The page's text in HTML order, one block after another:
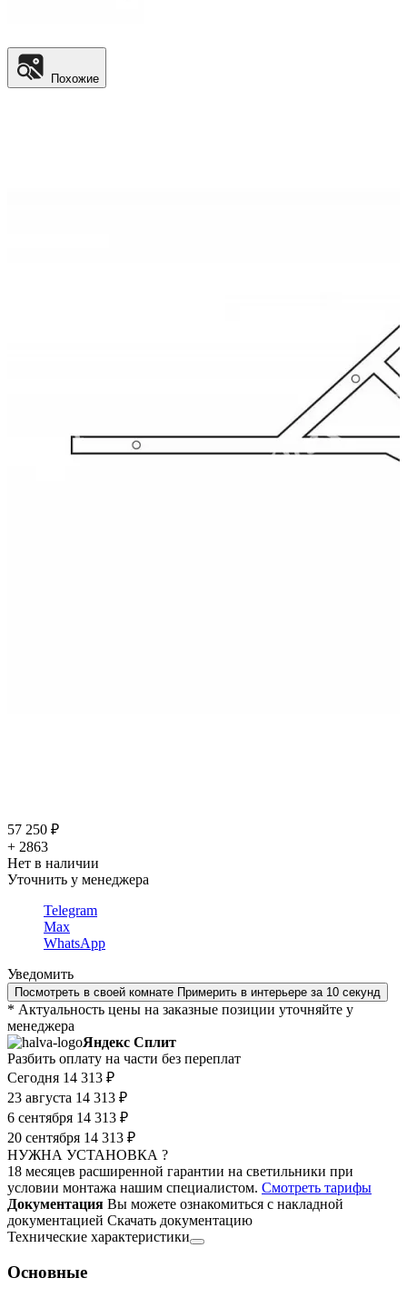
Похожие
57 250 ₽
+ 2863
Нет в наличии
Уточнить у менеджера
Telegram
Max
WhatsApp
Уведомить
Посмотреть в своей комнате Примерить в интерьере за 10 секунд
* Актуальность цены на заказные позиции уточняйте у
менеджера
Яндекс Сплит
Разбить оплату на части без переплат
Сегодня 14 313 ₽
23 августа 14 313 ₽
6 сентября 14 313 ₽
20 сентября 14 313 ₽
НУЖНА УСТАНОВКА ?
18 месяцев расширенной гарантии на светильники при
условии монтажа нашим специалистом. Смотреть тарифы
Документация Вы можете ознакомиться с накладной
документацией Скачать документацию
Технические характеристики
Основные